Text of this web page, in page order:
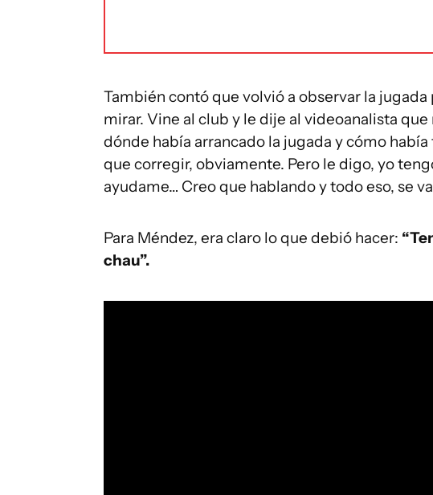
También contó que volvió a observar la jugada
mirar. Vine al club y le dije al videoanalista
dónde había arrancado la jugada y cómo
que corregir, obviamente. Pero le digo, yo
ayudame… Creo que hablando y todo eso, se
Para Méndez, era claro lo que debió hacer:
chau”.